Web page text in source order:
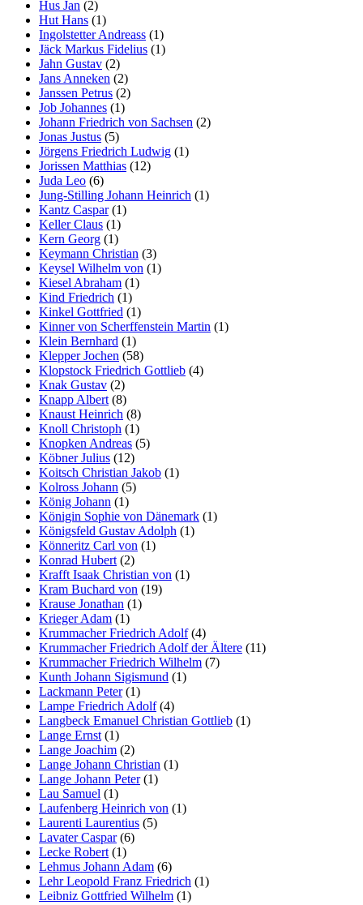
Hus Jan (2)
Hut Hans (1)
Ingolstetter Andreass (1)
Jäck Markus Fidelius (1)
Jahn Gustav (2)
Jans Anneken (2)
Janssen Petrus (2)
Job Johannes (1)
Johann Friedrich von Sachsen (2)
Jonas Justus (5)
Jörgens Friedrich Ludwig (1)
Jorissen Matthias (12)
Juda Leo (6)
Jung-Stilling Johann Heinrich (1)
Kantz Caspar(1)
Keller Claus (1)
Kern Georg (1)
Keymann Christian (3)
Keysel Wilhelm von (1)
Kiesel Abraham (1)
Kind Friedrich (1)
Kinkel Gottfried (1)
Kinner von Scherffenstein Martin (1)
Klein Bernhard (1)
Klepper Jochen (58)
Klopstock Friedrich Gottlieb (4)
Knak Gustav (2)
Knapp Albert (8)
Knaust Heinrich (8)
Knoll Christoph (1)
Knopken Andreas (5)
Köbner Julius (12)
Koitsch Christian Jakob (1)
Kolross Johann (5)
König Johann (1)
Königin Sophie von Dänemark (1)
Königsfeld Gustav Adolph (1)
Könneritz Carl von (1)
Konrad Hubert (2)
Krafft Isaak Christian von (1)
Kram Buchard von (19)
Krause Jonathan (1)
Krieger Adam (1)
Krummacher Friedrich Adolf(4)
Krummacher Friedrich Adolf der Ältere (11)
Krummacher Friedrich Wilhelm (7)
Kunth Johann Sigismund (1)
Lackmann Peter(1)
Lampe Friedrich Adolf(4)
Langbeck Emanuel Christian Gottlieb (1)
Lange Ernst (1)
Lange Joachim (2)
Lange Johann Christian (1)
Lange Johann Peter(1)
Lau Samuel (1)
Laufenberg Heinrich von (1)
Laurenti Laurentius (5)
Lavater Caspar(6)
Lecke Robert (1)
Lehmus Johann Adam (6)
Lehr Leopold Franz Friedrich (1)
Leibniz Gottfried Wilhelm (1)